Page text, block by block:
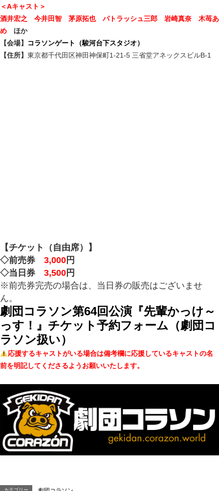
＜Aキャスト＞
酒井宏之 今井田智 茅原拓也 パトラッシュ三郎 岩崎真奈 木苺あ
め ほか
【会場】
コラソンゲート（駿河台下スタジオ）
【住所】 東京都千代田区神田神保町1-21-5 三省堂アネックスビルB-1
【チケット（自由席）】
◇前売券 3,000 円
◇当日券 3,500 円
※前売券完売の場合は、当日券の販売はございませ
ん。
劇団コラソン第64回公演『先輩かっけ～
っす！』チケット予約フォーム（劇団コ
ラソン扱い）
応援するキャストがいる場合は備考欄に応援しているキャストの名
前を明記してくださるようお願いいたします。